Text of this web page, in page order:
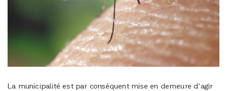
La municipalité est par conséquent mise en demeure d’agir